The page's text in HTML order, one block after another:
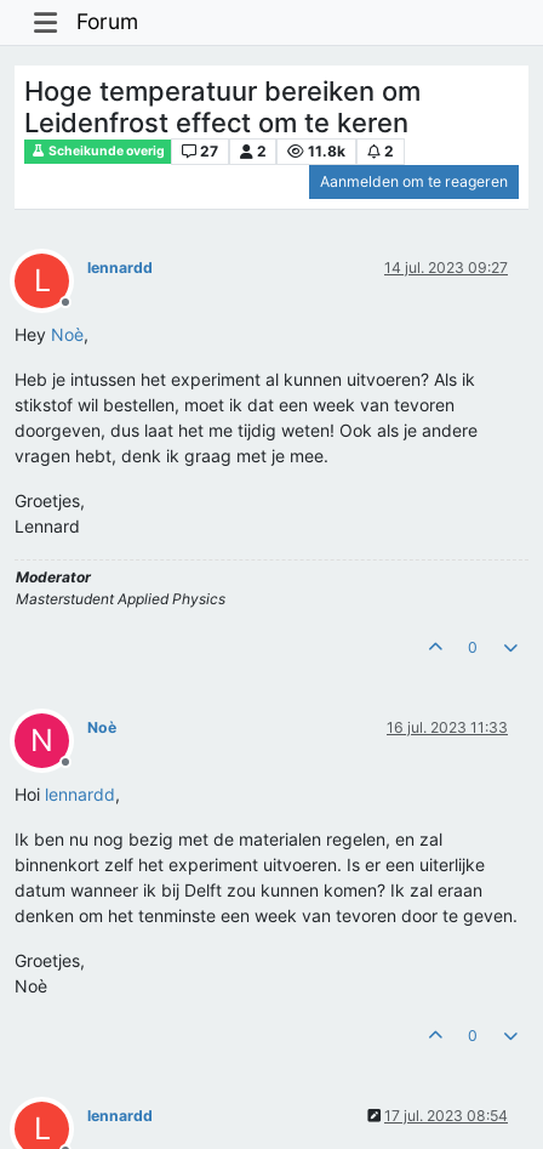
Forum
Hoge temperatuur bereiken om
Leidenfrost effect om te keren
Scheikunde overig 27 2 11.8k
2
Aanmelden om te reageren
L
Offline
lennardd 14 jul. 2023 09:27
Hey Noè,
Heb je intussen het experiment al kunnen uitvoeren? Als ik
stikstof wil bestellen, moet ik dat een week van tevoren
doorgeven, dus laat het me tijdig weten! Ook als je andere
vragen hebt, denk ik graag met je mee.
Groetjes,
Lennard
Moderator
Masterstudent Applied Physics
0
N
Offline
Noè 16 jul. 2023 11:33
Hoi lennardd,
Ik ben nu nog bezig met de materialen regelen, en zal
binnenkort zelf het experiment uitvoeren. Is er een uiterlijke
datum wanneer ik bij Delft zou kunnen komen? Ik zal eraan
denken om het tenminste een week van tevoren door te geven.
Groetjes,
Noè
0
L lennardd 17 jul. 2023 08:54